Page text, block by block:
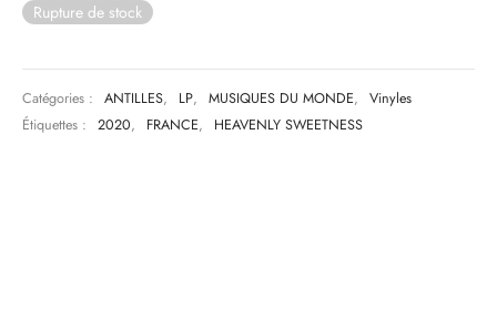
Rupture de stock
Catégories : ANTILLES, LP, MUSIQUES DU MONDE,
Vinyles
Étiquettes :
2020, FRANCE, HEAVENLY SWEETNESS